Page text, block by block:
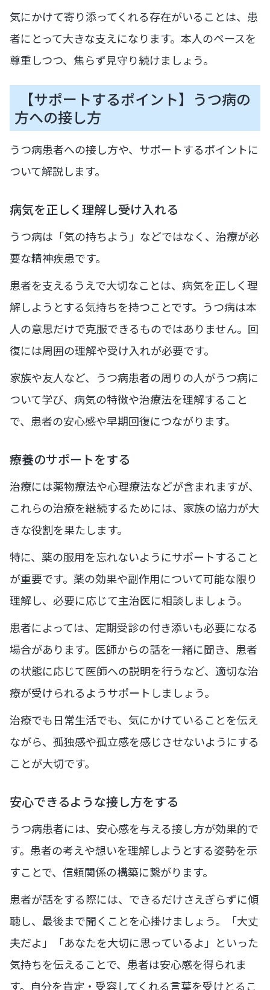
気にかけて寄り添ってくれる存在がいることは、患
者にとって大きな支えになります。本人のペースを
尊重しつつ、焦らず見守り続けましょう。
【サポートするポイント】うつ病の
方への接し方
うつ病患者への接し方や、サポートするポイントに
ついて解説します。
病気を正しく理解し受け入れる
うつ病は「気の持ちよう」などではなく、治療が必
要な精神疾患です。
患者を支えるうえで大切なことは、病気を正しく理
解しようとする気持ちを持つことです。うつ病は本
人の意思だけで克服できるものではありません。回
復には周囲の理解や受け入れが必要です。
家族や友人など、うつ病患者の周りの人がうつ病に
ついて学び、病気の特徴や治療法を理解すること
で、患者の安心感や早期回復につながります。
療養のサポートをする
治療には薬物療法や心理療法などが含まれますが、
これらの治療を継続するためには、家族の協力が大
きな役割を果たします。
特に、薬の服用を忘れないようにサポートすること
が重要です。薬の効果や副作用について可能な限り
理解し、必要に応じて主治医に相談しましょう。
患者によっては、定期受診の付き添いも必要になる
場合があります。医師からの話を一緒に聞き、患者
の状態に応じて医師への説明を行うなど、適切な治
療が受けられるようサポートしましょう。
治療でも日常生活でも、気にかけていることを伝え
ながら、孤独感や孤立感を感じさせないようにする
ことが大切です。
安心できるような接し方をする
うつ病患者には、安心感を与える接し方が効果的で
す。患者の考えや想いを理解しようとする姿勢を示
すことで、信頼関係の構築に繋がります。
患者が話をする際には、できるだけさえぎらずに傾
聴し、最後まで聞くことを心掛けましょう。「大丈
夫だよ」「あなたを大切に思っているよ」といった
気持ちを伝えることで、患者は安心感を得られま
す。自分を肯定・受容してくれる言葉を受けとるこ